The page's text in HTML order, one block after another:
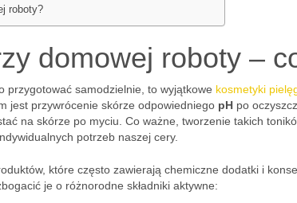
roboty?
domowej roboty –
przygotować samodzielnie, to wyjątkowe kosmetyki
jest przywrócenie skórze odpowiedniego pH po
na skórze po myciu. Co ważne, tworzenie takich
potrzeb naszej cery.
które często zawierają chemiczne dodatki i
je o różnorodne składniki aktywne: